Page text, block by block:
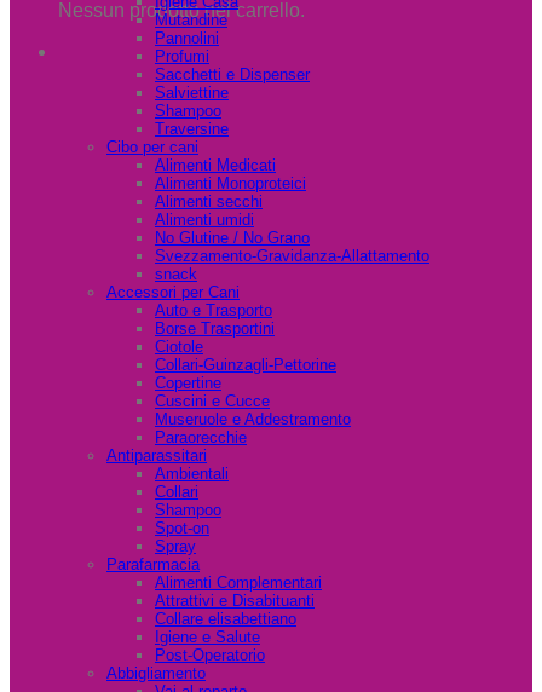
Nessun prodotto nel carrello.
Mutandine
Pannolini
Profumi
Sacchetti e Dispenser
Salviettine
Shampoo
Traversine
Cibo per cani
Alimenti Medicati
Alimenti Monoproteici
Alimenti secchi
Alimenti umidi
No Glutine / No Grano
Svezzamento-Gravidanza-Allattamento
snack
Accessori per Cani
Auto e Trasporto
Borse Trasportini
Ciotole
Collari-Guinzagli-Pettorine
Copertine
Cuscini e Cucce
Museruole e Addestramento
Paraorecchie
Antiparassitari
Ambientali
Collari
Shampoo
Spot-on
Spray
Parafarmacia
Alimenti Complementari
Attrattivi e Disabituanti
Collare elisabettiano
Igiene e Salute
Post-Operatorio
Abbigliamento